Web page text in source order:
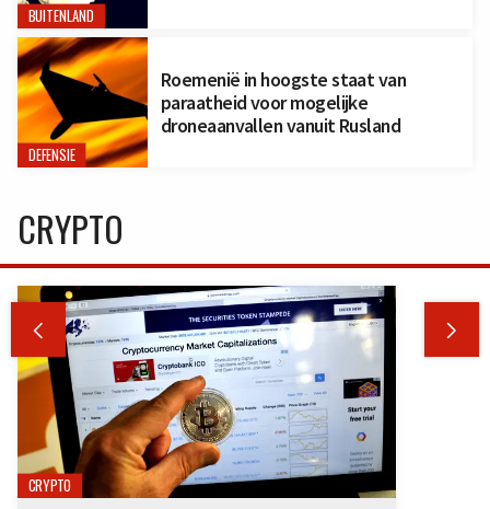
BUITENLAND
DEFENSIE
Roemenië in hoogste staat van
paraatheid voor mogelijke
droneaanvallen vanuit Rusland
CRYPTO
 
CRYPTO